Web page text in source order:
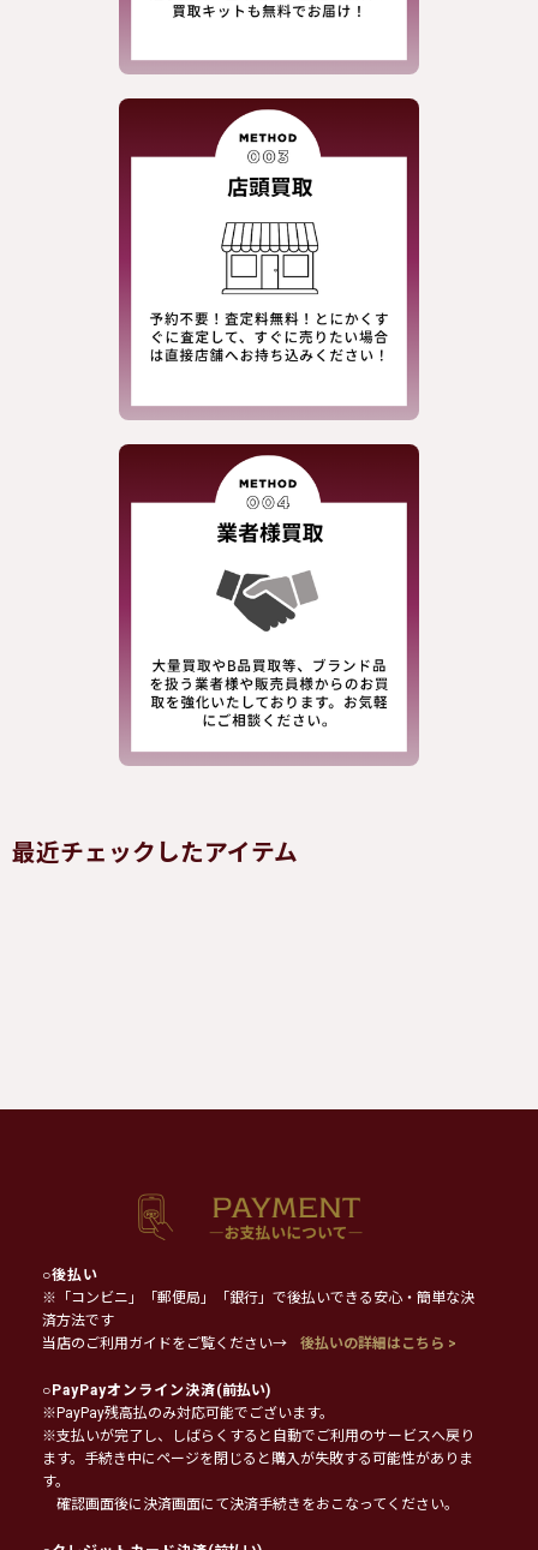
最近チェックしたアイテム
○後払い
※「コンビニ」「郵便局」「銀行」で後払いできる安心・簡単な決
済方法です
当店のご利用ガイドをご覧ください→
後払いの詳細はこちら >
○PayPayオンライン決済(前払い)
※PayPay残高払のみ対応可能でございます。
※支払いが完了し、しばらくすると自動でご利用のサービスへ戻り
ます。手続き中にページを閉じると購入が失敗する可能性がありま
す。
確認画面後に決済画面にて決済手続きをおこなってください。